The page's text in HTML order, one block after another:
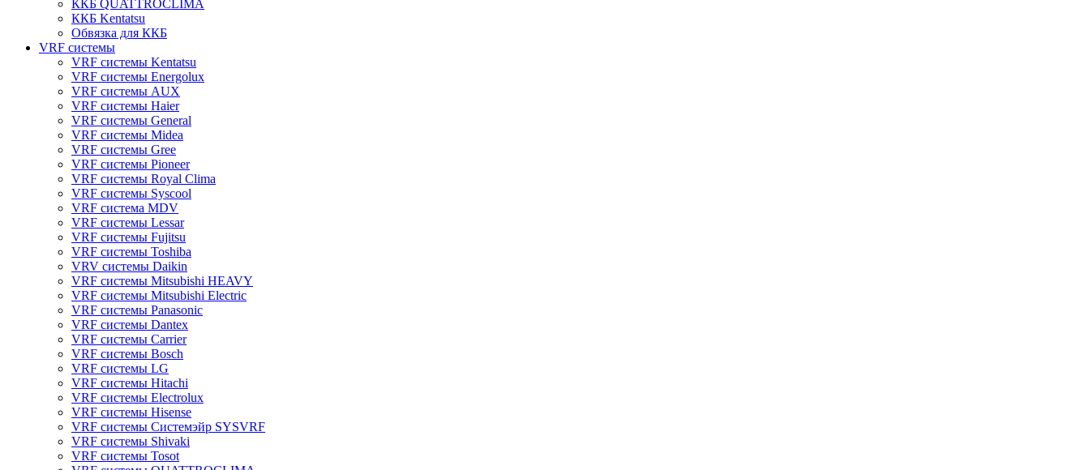
ККБ QUATTROCLIMA
ККБ Kentatsu
Обвязка для ККБ
VRF системы
VRF системы Kentatsu
VRF системы Energolux
VRF системы AUX
VRF системы Haier
VRF системы General
VRF системы Midea
VRF системы Gree
VRF системы Pioneer
VRF системы Royal Clima
VRF системы Syscool
VRF система MDV
VRF системы Lessar
VRF системы Fujitsu
VRF системы Toshiba
VRV системы Daikin
VRF системы Mitsubishi HEAVY
VRF системы Mitsubishi Electric
VRF системы Panasonic
VRF системы Dantex
VRF системы Carrier
VRF системы Bosch
VRF системы LG
VRF системы Hitachi
VRF системы Electrolux
VRF системы Hisense
VRF системы Системэйр SYSVRF
VRF системы Shivaki
VRF системы Tosot